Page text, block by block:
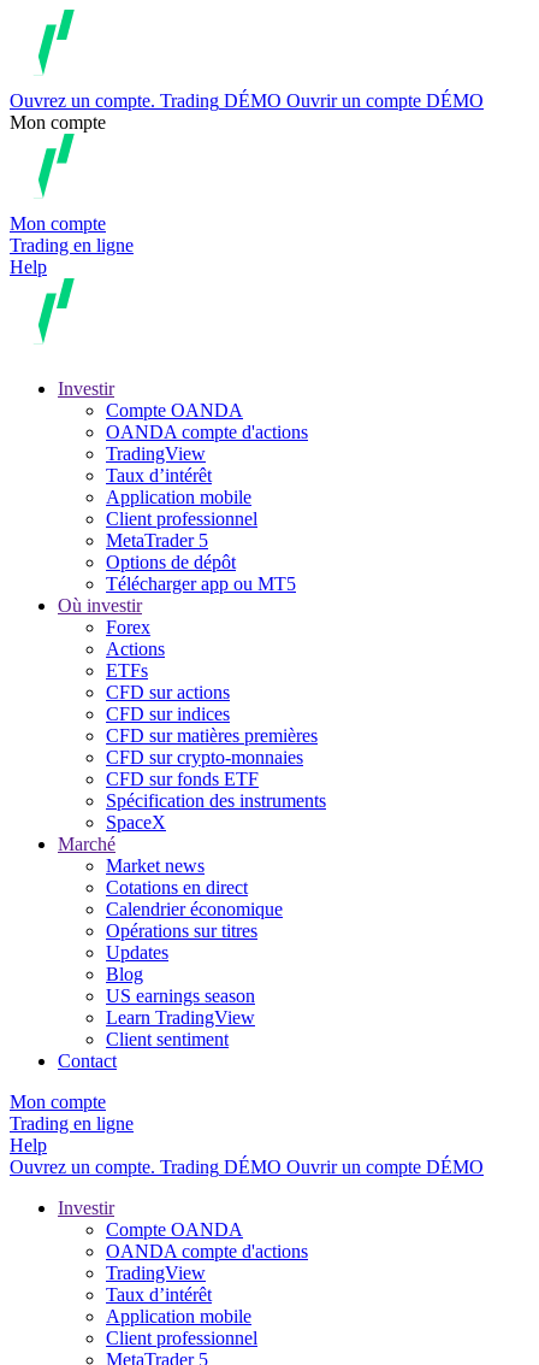
Ouvrez un compte. Trading DÉMO Ouvrir un compte DÉMO
Mon compte
Mon compte
Trading en ligne
Help
Investir
Compte OANDA
OANDA compte d'actions
TradingView
Taux d’intérêt
Application mobile
Client professionnel
MetaTrader 5
Options de dépôt
Télécharger app ou MT5
Où investir
Forex
Actions
ETFs
CFD sur actions
CFD sur indices
CFD sur matières premières
CFD sur crypto-monnaies
CFD sur fonds ETF
Spécification des instruments
SpaceX
Marché
Market news
Cotations en direct
Calendrier économique
Opérations sur titres
Updates
Blog
US earnings season
Learn TradingView
Client sentiment
Contact
Mon compte
Trading en ligne
Help
Ouvrez un compte. Trading DÉMO Ouvrir un compte DÉMO
Investir
Compte OANDA
OANDA compte d'actions
TradingView
Taux d’intérêt
Application mobile
Client professionnel
MetaTrader 5